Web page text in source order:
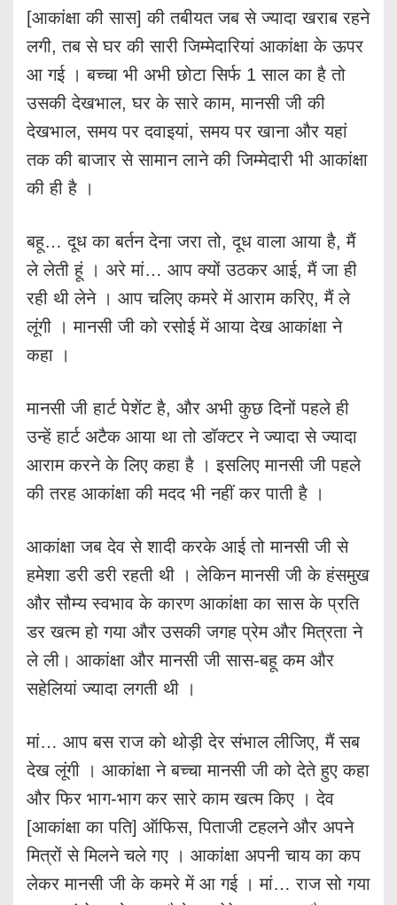
[आकांक्षा की सास] की तबीयत जब से ज्यादा खराब रहने
लगी, तब से घर की सारी जिम्मेदारियां आकांक्षा के ऊपर
आ गई । बच्चा भी अभी छोटा सिर्फ 1 साल का है तो
उसकी देखभाल, घर के सारे काम, मानसी जी की
देखभाल, समय पर दवाइयां, समय पर खाना और यहां
तक की बाजार से सामान लाने की जिम्मेदारी भी आकांक्षा
की ही है ।
बहू… दूध का बर्तन देना जरा तो, दूध वाला आया है, मैं
ले लेती हूं । अरे मां… आप क्यों उठकर आई, मैं जा ही
रही थी लेने । आप चलिए कमरे में आराम करिए, मैं ले
लूंगी । मानसी जी को रसोई में आया देख आकांक्षा ने
कहा ।
मानसी जी हार्ट पेशेंट है, और अभी कुछ दिनों पहले ही
उन्हें हार्ट अटैक आया था तो डॉक्टर ने ज्यादा से ज्यादा
आराम करने के लिए कहा है । इसलिए मानसी जी पहले
की तरह आकांक्षा की मदद भी नहीं कर पाती है ।
आकांक्षा जब देव से शादी करके आई तो मानसी जी से
हमेशा डरी डरी रहती थी । लेकिन मानसी जी के हंसमुख
और सौम्य स्वभाव के कारण आकांक्षा का सास के प्रति
डर खत्म हो गया और उसकी जगह प्रेम और मित्रता ने
ले ली। आकांक्षा और मानसी जी सास-बहू कम और
सहेलियां ज्यादा लगती थी ।
मां… आप बस राज को थोड़ी देर संभाल लीजिए, मैं सब
देख लूंगी । आकांक्षा ने बच्चा मानसी जी को देते हुए कहा
और फिर भाग-भाग कर सारे काम खत्म किए । देव
[आकांक्षा का पति] ऑफिस, पिताजी टहलने और अपने
मित्रों से मिलने चले गए । आकांक्षा अपनी चाय का कप
लेकर मानसी जी के कमरे में आ गई । मां… राज सो गया